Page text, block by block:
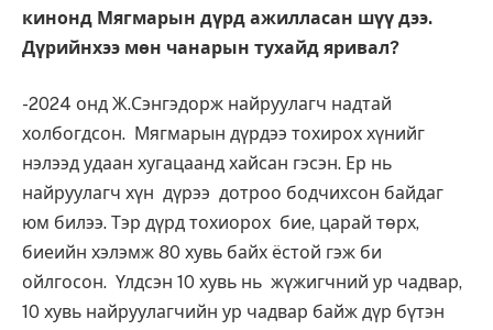
кинонд Мягмарын дүрд ажилласан шүү дээ.
Дүрийнхээ мөн чанарын тухайд яривал?
-2024 онд Ж.Сэнгэдорж найруулагч надтай
холбогдсон. Мягмарын дүрдээ тохирох хүнийг
нэлээд удаан хугацаанд хайсан гэсэн. Ер нь
найруулагч хүн дүрээ дотроо бодчихсон байдаг
юм билээ. Тэр дүрд тохиорох бие, царай төрх,
биеийн хэлэмж 80 хувь байх ёстой гэж би
ойлгосон. Үлдсэн 10 хувь нь жүжигчний ур чадвар,
10 хувь найруулагчийн ур чадвар байж дүр бүтэн